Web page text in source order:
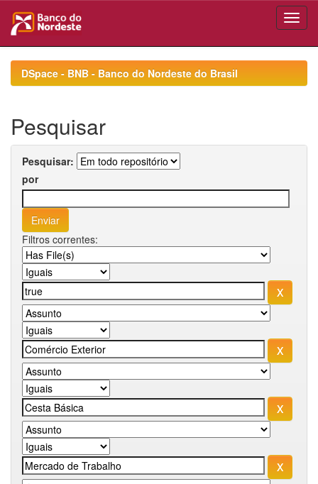
navigationDSpace - BNB - Banco do Nordeste do Brasil
Pesquisar
Pesquisar:
por
Filtros correntes: